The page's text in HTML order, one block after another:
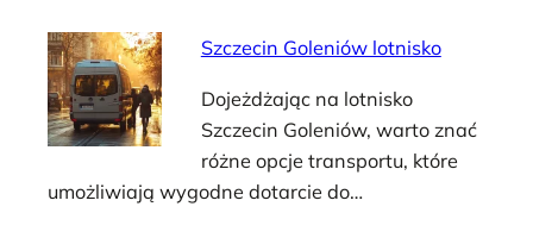
Szczecin Goleniów lotnisko
Dojeżdżając na lotnisko
Szczecin Goleniów, warto znać
różne opcje transportu, które
umożliwiają wygodne dotarcie do…